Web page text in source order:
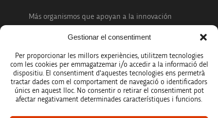
Gestionar el consentiment
Per proporcionar les millors experiències, utilitzem tecnologies
com les cookies per emmagatzemar i/o accedir a la informació del
dispositiu. El consentiment d'aquestes tecnologies ens permetrà
tractar dades com el comportament de navegació o identificadors
únics en aquest lloc. No consentir o retirar el consentiment pot
afectar negativament determinades característiques i funcions.
Más organismos que apoyan a la innovación
Avíso legal
Política de protección de datos